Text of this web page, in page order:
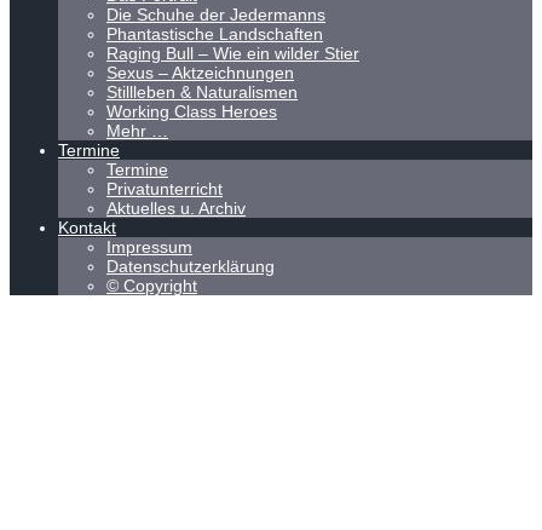
Die Schuhe der Jedermanns
Phantastische Landschaften
Raging Bull – Wie ein wilder Stier
Sexus – Aktzeichnungen
Stillleben & Naturalismen
Working Class Heroes
Mehr …
Termine
Termine
Privatunterricht
Aktuelles u. Archiv
Kontakt
Impressum
Datenschutzerklärung
© Copyright